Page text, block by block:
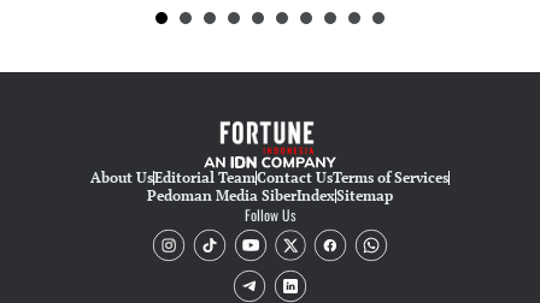
About UsEditorial TeamContact UsTerms of Services
Pedoman Media SiberIndexSitemap
Follow Us